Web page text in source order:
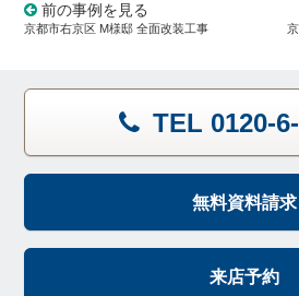
前の事例を見る
京都市右京区 M様邸 全面改装工事
TEL 0120-
無料資料請求
来店予約